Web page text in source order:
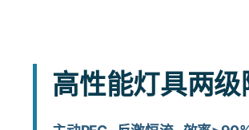
高性能灯具两